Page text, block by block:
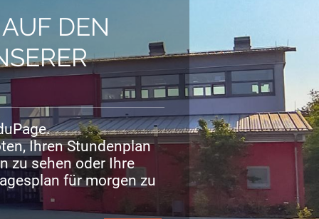
DEN
Ihren Stundenplan
zu sehen oder Ihre
für morgen zu